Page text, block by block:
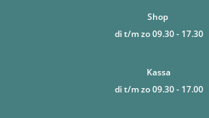
Shop
di t/m zo 09.30 - 17.30
Kassa
di t/m zo 09.30 - 17.00